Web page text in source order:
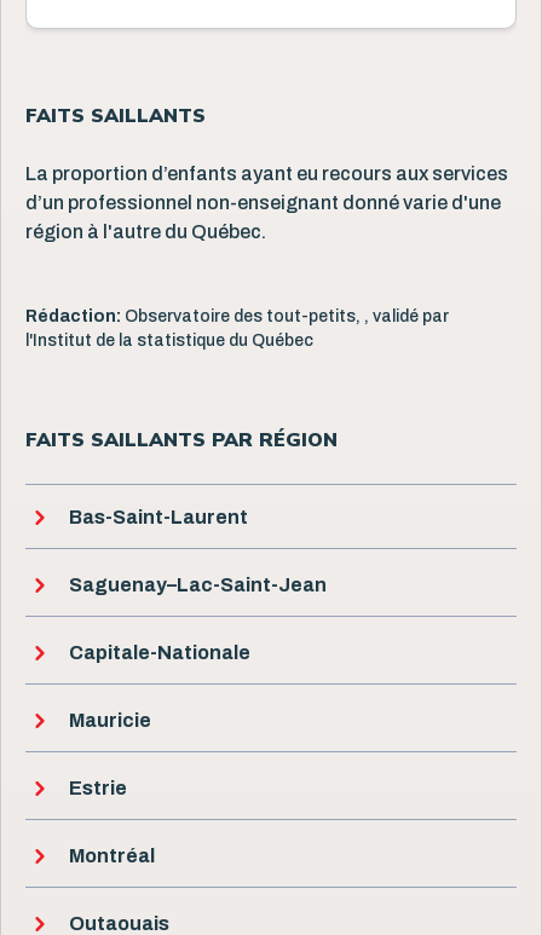
FAITS SAILLANTS
La proportion d’enfants ayant eu recours aux services
d’un professionnel non-enseignant donné varie d'une
région à l'autre du Québec.
Rédaction: Observatoire des tout-petits, , validé par
l'Institut de la statistique du Québec
FAITS SAILLANTS PAR RÉGION
Bas-Saint-Laurent
Saguenay–Lac-Saint-Jean
Capitale-Nationale
Mauricie
Estrie
Montréal
Outaouais